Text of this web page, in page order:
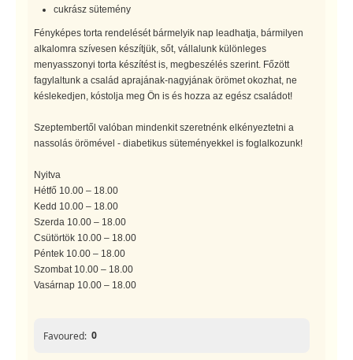
cukrász sütemény
Fényképes torta rendelését bármelyik nap leadhatja, bármilyen
alkalomra szívesen készítjük, sőt, vállalunk különleges
menyasszonyi torta készítést is, megbeszélés szerint. Főzött
fagylaltunk a család aprajának-nagyjának örömet okozhat, ne
késlekedjen, kóstolja meg Ön is és hozza az egész családot!
Szeptembertől valóban mindenkit szeretnénk elkényeztetni a
nassolás örömével - diabetikus süteményekkel is foglalkozunk!
Nyitva
Hétfő 10.00 – 18.00
Kedd 10.00 – 18.00
Szerda 10.00 – 18.00
Csütörtök 10.00 – 18.00
Péntek 10.00 – 18.00
Szombat 10.00 – 18.00
Vasárnap 10.00 – 18.00
Favoured: 0